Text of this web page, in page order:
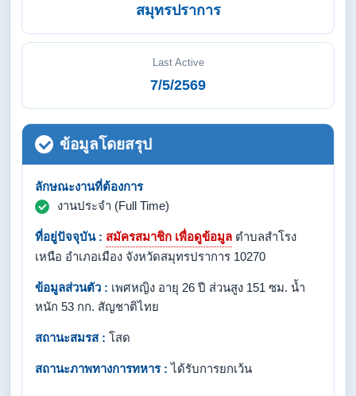
สมุทรปราการ
Last Active
7/5/2569
ข้อมูลโดยสรุป
ลักษณะงานที่ต้องการ
งานประจำ (Full Time)
ที่อยู่ปัจจุบัน : สมัครสมาชิก เพื่อดูข้อมูล ตำบลสำโรง
เหนือ อำเภอเมือง จังหวัดสมุทรปราการ 10270
ข้อมูลส่วนตัว : เพศหญิง อายุ 26 ปี ส่วนสูง 151 ซม. น้ำ
หนัก 53 กก. สัญชาติไทย
สถานะสมรส : โสด
สถานะภาพทางการทหาร : ได้รับการยกเว้น